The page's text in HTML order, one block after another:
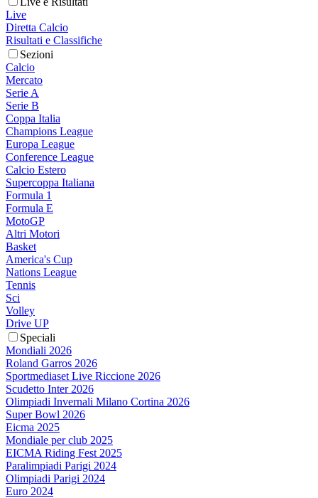
Live
Diretta Calcio
Risultati e Classifiche
Sezioni
Calcio
Mercato
Serie A
Serie B
Coppa Italia
Champions League
Europa League
Conference League
Calcio Estero
Supercoppa Italiana
Formula 1
Formula E
MotoGP
Altri Motori
Basket
America's Cup
Nations League
Tennis
Sci
Volley
Drive UP
Speciali
Mondiali 2026
Roland Garros 2026
Sportmediaset Live Riccione 2026
Scudetto Inter 2026
Olimpiadi Invernali Milano Cortina 2026
Super Bowl 2026
Eicma 2025
Mondiale per club 2025
EICMA Riding Fest 2025
Paralimpiadi Parigi 2024
Olimpiadi Parigi 2024
Euro 2024